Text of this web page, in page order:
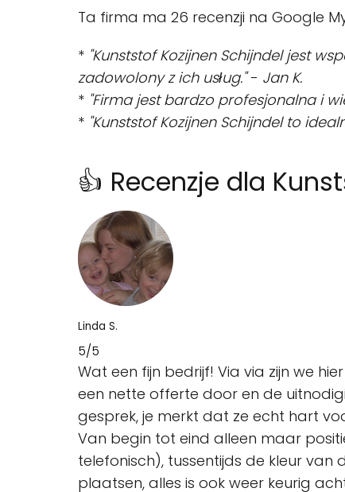
Ta firma ma 26 recenzji na Google
* "Kunststof Kozijnen Schijndel jest
zadowolony z ich usług."- Jan K.
* "Firma jest bardzo profesjonalna i
* "Kunststof Kozijnen Schijndel to
👍 Recenzje dla
Linda S.
5/5
Wat een fijn bedrijf! Via via zijn we
een nette offerte door en de
gesprek, je merkt dat ze echt hart
Van begin tot eind alleen maar
telefonisch), tussentijds de kleur van
plaatsen, alles is ook weer keurig